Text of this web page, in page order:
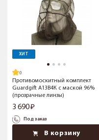
ХИТ
Противомоскитный комплект
Guardgift А13В4К с маской 96%
(прозрачные линзы)
3 690
Под заказ
В корзину